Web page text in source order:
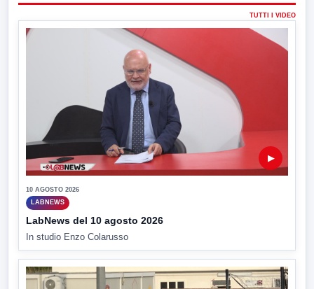
TUTTI I VIDEO
▶
10 AGOSTO 2026
LABNEWS
LabNews del 10 agosto 2026
In studio Enzo Colarusso